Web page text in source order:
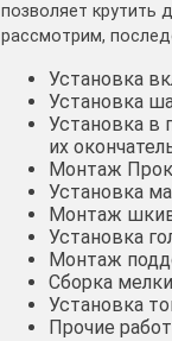
позволяет крутить
рассмотрим,
Установка
Установка
Установка в
их
Монтаж
Установка
Монтаж
Установка
Монтаж
Сборка
Установка
Прочие